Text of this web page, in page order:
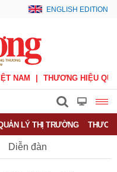
ENGLISH EDITION
NAM THƯƠNG HIỆU
LÝ THỊ TRƯỜNG
Diễn đàn